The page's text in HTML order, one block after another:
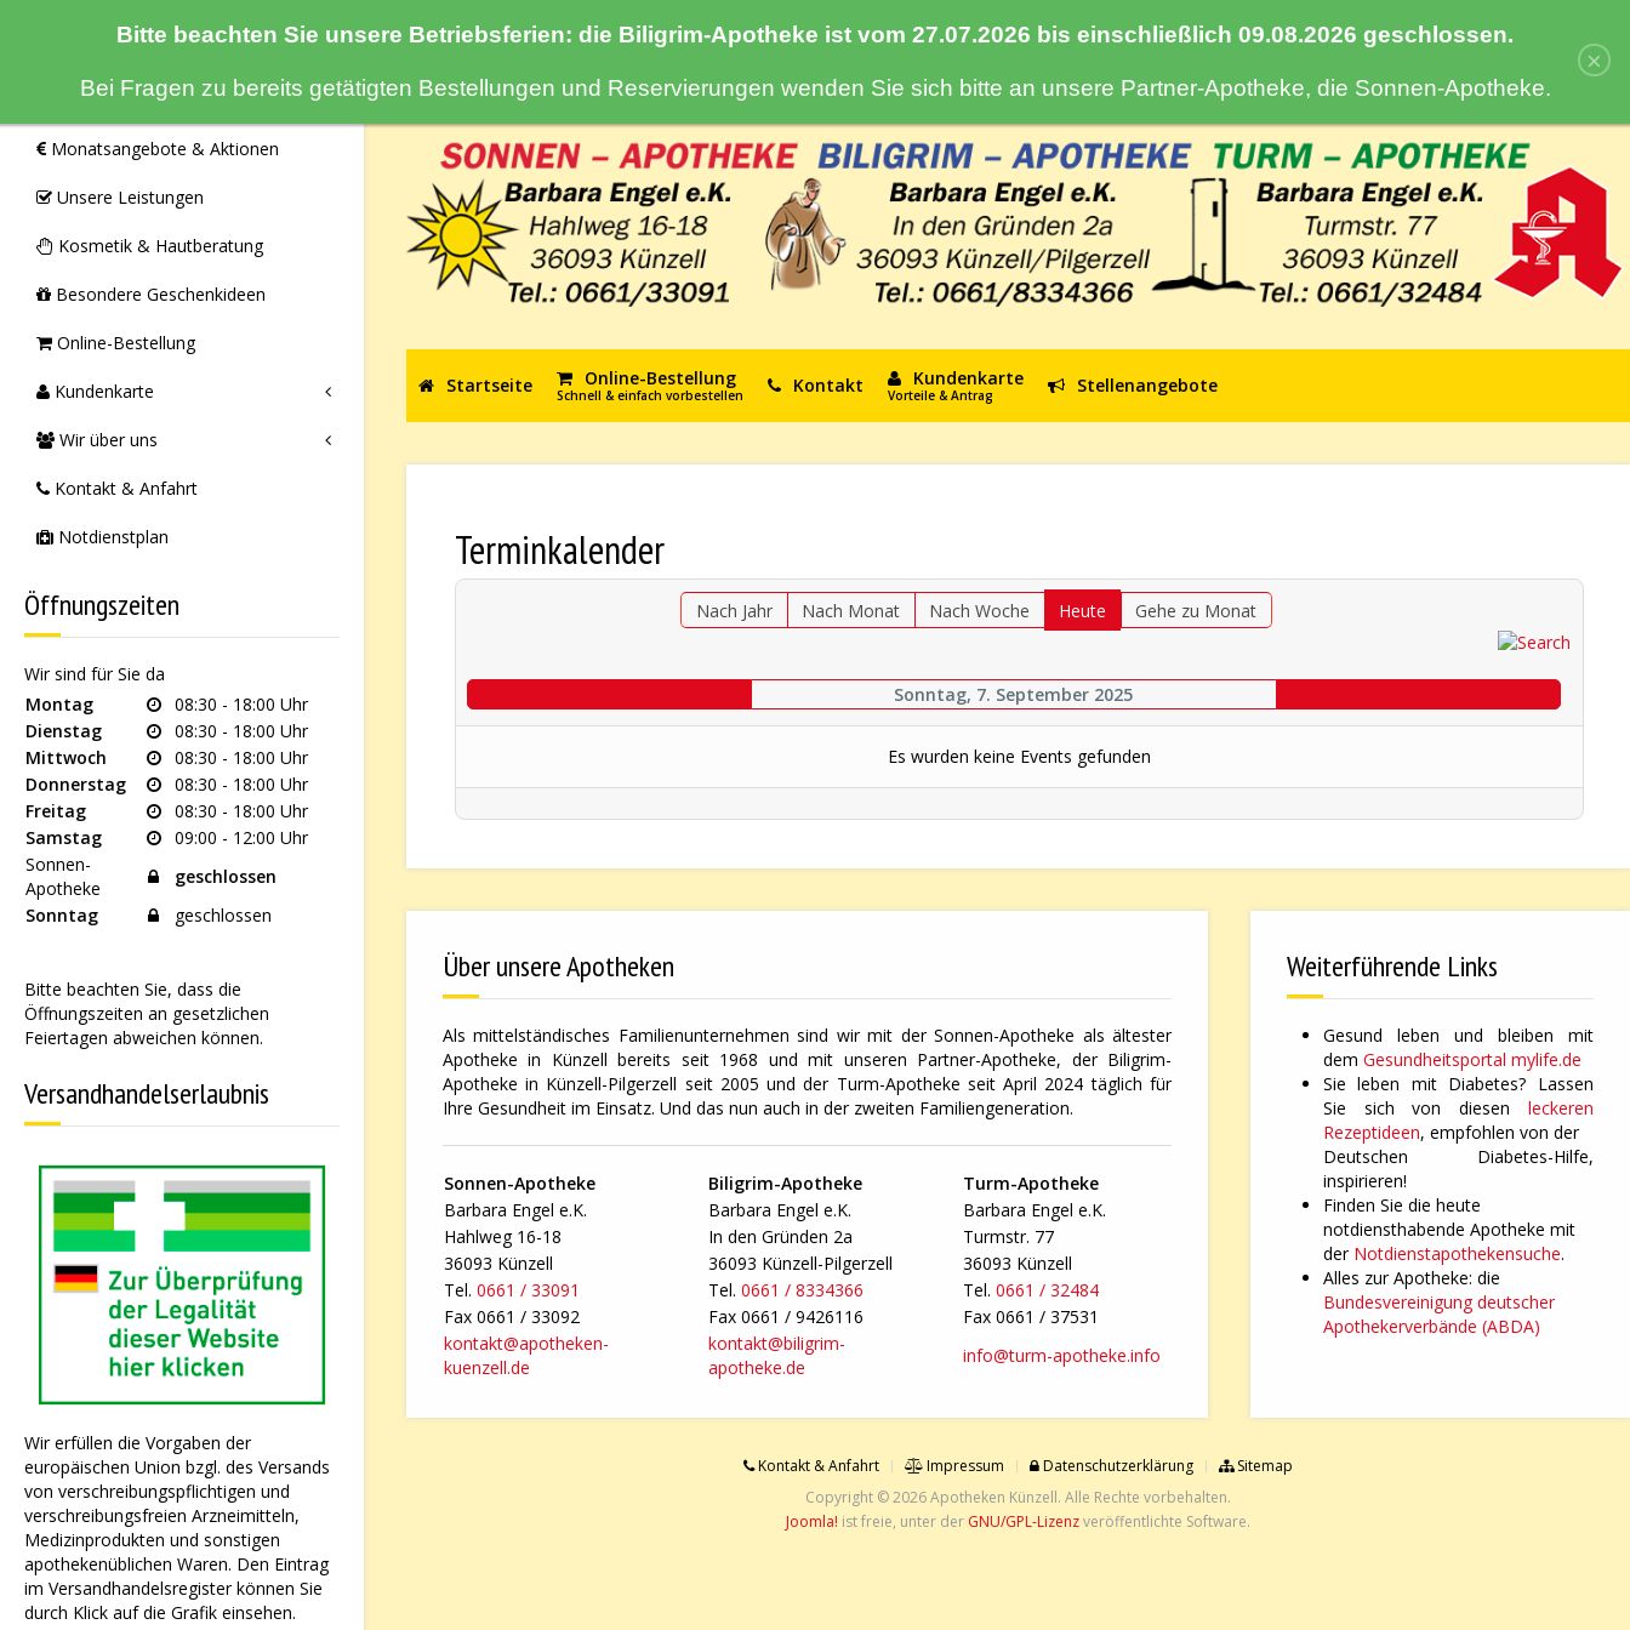
×
Bitte beachten Sie unsere Betriebsferien: die Biligrim-Apotheke ist vom 27.07.2026 bis einschließlich 09.08.2026 geschlossen.
Bei Fragen zu bereits getätigten Bestellungen und Reservierungen wenden Sie sich bitte an unsere Partner-Apotheke, die Sonnen-Apotheke.
Monatsangebote & Aktionen
Unsere Leistungen
Kosmetik & Hautberatung
Besondere Geschenkideen
Online-Bestellung
Kundenkarte
Wir über uns
Kontakt & Anfahrt
Notdienstplan
Öffnungszeiten
Wir sind für Sie da
Montag
08:30 - 18:00 Uhr
Dienstag
08:30 - 18:00 Uhr
Mittwoch
08:30 - 18:00 Uhr
Donnerstag
08:30 - 18:00 Uhr
Freitag
08:30 - 18:00 Uhr
Samstag
09:00 - 12:00 Uhr
Sonnen-
Apotheke
geschlossen
Sonntag
geschlossen
Bitte beachten Sie, dass die
Öffnungszeiten an gesetzlichen
Feiertagen abweichen können.
Versandhandelserlaubnis
Wir erfüllen die Vorgaben der
europäischen Union bzgl. des Versands
von verschreibungspflichtigen und
verschreibungsfreien Arzneimitteln,
Medizinprodukten und sonstigen
apothekenüblichen Waren. Den Eintrag
im Versandhandelsregister können Sie
durch Klick auf die Grafik einsehen.
Startseite Online-Bestellung
Schnell & einfach vorbestellen Kontakt Kundenkarte
Vorteile & Antrag Stellenangebote
Terminkalender
Nach Jahr Nach Monat Nach Woche Heute Gehe zu Monat
Sonntag, 7. September 2025
Es wurden keine Events gefunden
Über unsere Apotheken
Als mittelständisches Familienunternehmen sind wir mit der Sonnen-Apotheke als ältester
Apotheke in Künzell bereits seit 1968 und mit unseren Partner-Apotheke, der Biligrim-
Apotheke in Künzell-Pilgerzell seit 2005 und der Turm-Apotheke seit April 2024 täglich für
Ihre Gesundheit im Einsatz. Und das nun auch in der zweiten Familiengeneration.
Sonnen-Apotheke Biligrim-Apotheke
Turm-Apotheke
Barbara Engel e.K.
Barbara Engel e.K.
Barbara Engel e.K.
Hahlweg 16-18
In den Gründen 2a
Turmstr. 77
36093 Künzell
36093 Künzell-Pilgerzell
36093 Künzell
Tel. 0661 / 33091 Tel. 0661 / 8334366 Tel. 0661 / 32484
Fax 0661 / 33092
Fax 0661 / 9426116
Fax 0661 / 37531
kontakt@apotheken-
kuenzell.de
kontakt@biligrim-
apotheke.de
info@turm-apotheke.info
Weiterführende Links
Gesund leben und bleiben mit
dem Gesundheitsportal mylife.de
Sie leben mit Diabetes? Lassen
Sie sich von diesen leckeren
Rezeptideen, empfohlen von der
Deutschen Diabetes-Hilfe,
inspirieren!
Finden Sie die heute
notdiensthabende Apotheke mit
der Notdienstapothekensuche.
Alles zur Apotheke: die
Bundesvereinigung deutscher
Apothekerverbände (ABDA)
Kontakt & Anfahrt Impressum Datenschutzerklärung
Sitemap
Copyright © 2026 Apotheken Künzell. Alle Rechte vorbehalten.
Joomla! ist freie, unter der GNU/GPL-Lizenzveröffentlichte Software.